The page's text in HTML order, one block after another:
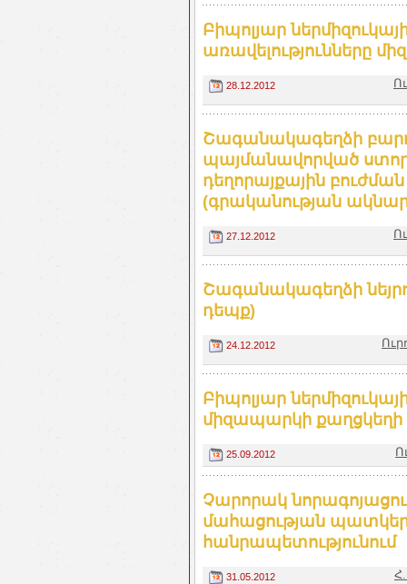
Բիպոլյար
առավելությունները
28.12.2012
Շագանակագեղձի
պայմանավորված
դեղորայքային
(գրականության
27.12.2012
Շագանակագեղձի
դեպք)
24.12.2012
Բիպոլյար
միզապարկի քաղցկեղի
25.09.2012
Չարորակ
մահացության
հանրապետությունում
31.05.2012